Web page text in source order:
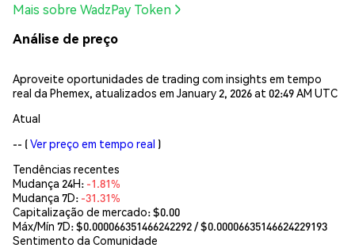
Mais sobre WadzPay Token
Análise de preço
Aproveite oportunidades de trading com insights em tempo
real da Phemex, atualizados em January 2, 2026 at 02:49 AM UTC
Atual
-- (Ver preço em tempo real )
Tendências recentes
Mudança 24H: -1.81%
Mudança 7D: -31.31%
Capitalização de mercado:$0.00
Máx/Mín 7D: $0.000066351466242292/ $0.00006635146624229193
Sentimento da Comunidade